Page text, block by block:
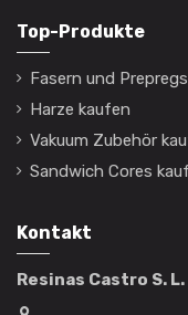
Top-Produkte
Fasern und
Harze kaufen
Vakuum Zubehör
Sandwich Cores
Kontakt
Resinas Castro S. L.